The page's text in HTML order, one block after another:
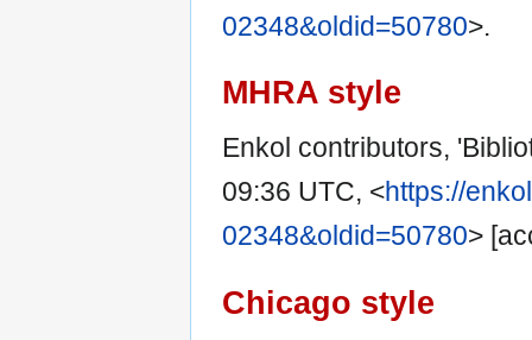
02348&oldid=50780>.
MHRA style
Enkol contributors,
09:36 UTC, <https://
02348&oldid=50780>
Chicago style